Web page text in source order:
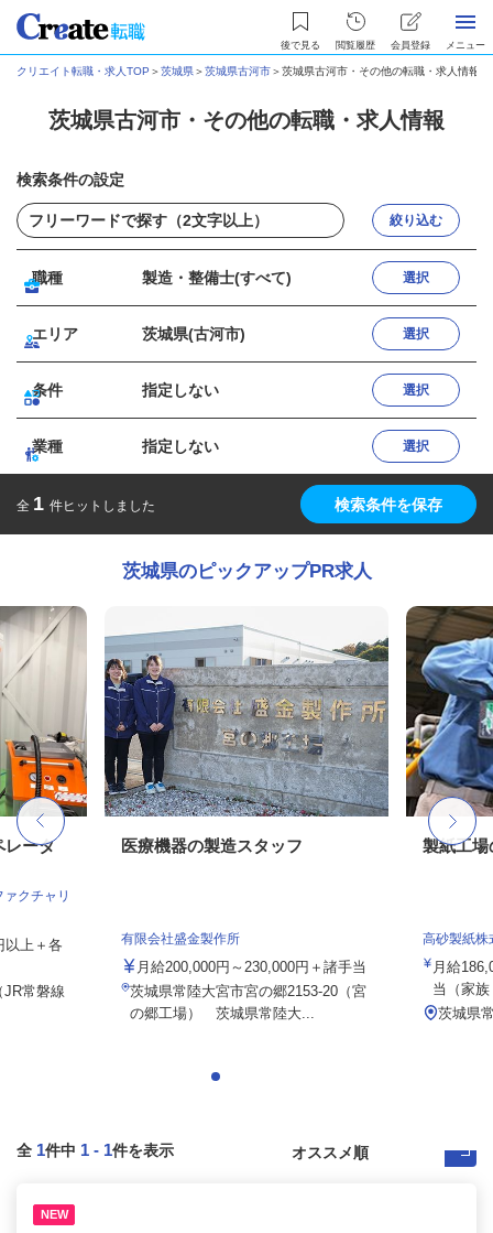
後で見る 閲覧履歴 会員登録 メニュー
クリエイト転職・求人TOP ＞茨城県＞茨城県古河市＞茨城県古河市・その他の転職・求人情報
茨城県古河市・その他の転職・求人情報
検索条件の設定
絞り込む
職種 製造・整備士(すべて) 選択
エリア 茨城県(古河市) 選択
条件 指定しない 選択
業種 指定しない 選択
全 1 件ヒットしました 検索条件を保存
茨城県のピックアップPR求人
レータ
クチャリ
以上＋各
JR常磐線
医療機器の製造スタッフ
有限会社盛金製作所
月給200,000円～230,000円＋諸手当
茨城県常陸大宮市宮の郷2153-20（宮
の郷工場） 茨城県常陸大...
製紙工場
高砂製紙株
月給
当（家
茨城県
全 1件中 1 - 1件を表示
NEW